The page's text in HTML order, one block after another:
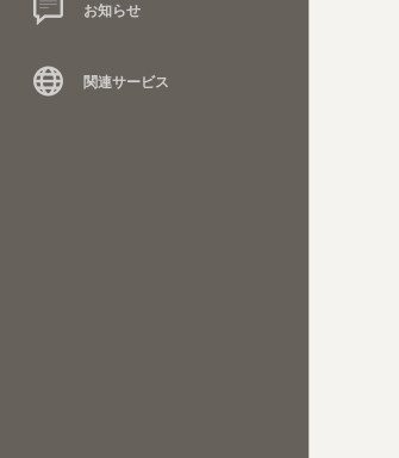
お知らせ
関連サービス